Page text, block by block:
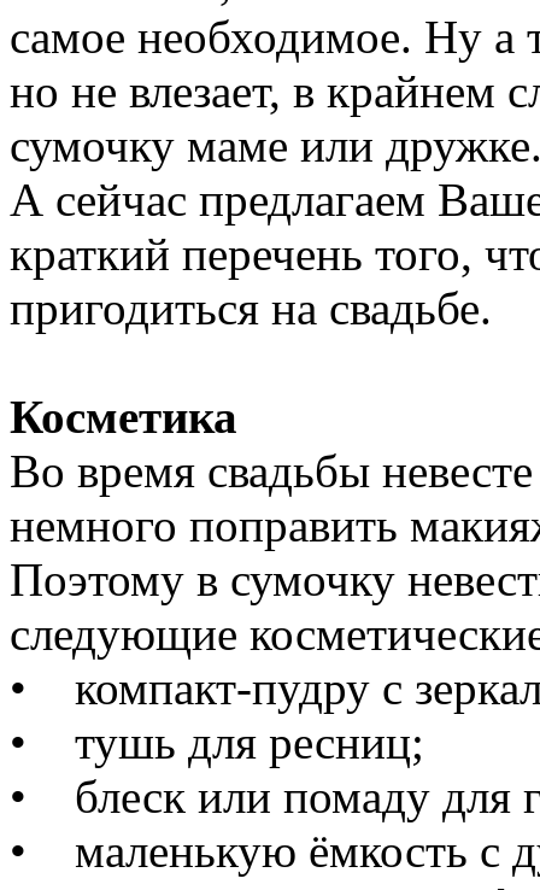
самое необходимое. Ну а
но не влезает, в крайнем
сумочку маме или
А сейчас предлагаем
краткий перечень того,
пригодиться на свадьбе.
Косметика
Во время свадьбы невесте
немного поправить
Поэтому в сумочку
следующие
• компакт-пудру с
• тушь для ресниц;
• блеск или помаду для
• маленькую ёмкость с